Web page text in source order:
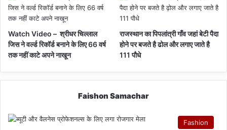
Watch Video – श्रीधर चिल्लाल
जिस ने वर्ल्ड रिकॉर्ड बनाने के लिए 66 वर्ष
तक नहीं काटे अपने नाखून
राजस्थान का पिपलांत्री गाँव जहां बेटी पैदा
होने पर बजते है ढोल और लगाए जाते है
111 पौधे
Faishon Samachar
Fashion